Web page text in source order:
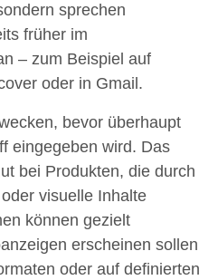
sprechen
früher im
– zum Beispiel auf
oder in Gmail.
bevor überhaupt
eingegeben wird. Das
bei Produkten, die durch
visuelle Inhalte
können gezielt
erscheinen sollen
oder auf definierten